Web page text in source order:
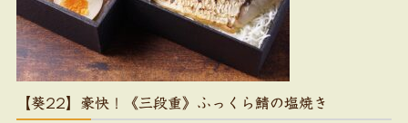
【葵22】豪快！《三段重》ふっくら鯖の塩焼き